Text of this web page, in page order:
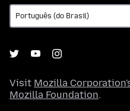
Visit Mozilla
Mozilla Foundation.